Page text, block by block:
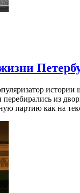
из
партию как на